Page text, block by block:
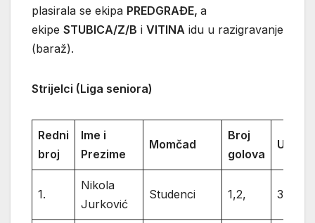
plasirala se ekipa PREDGRAĐE, a
ekipe STUBICA/Z/B i VITINA idu u razigravanje
(baraž).
Strijelci (Liga seniora)
Redni
broj
Ime i
Prezime
Momčad
Broj
golova
1.
Nikola
Jurković
Studenci 1,2, 3